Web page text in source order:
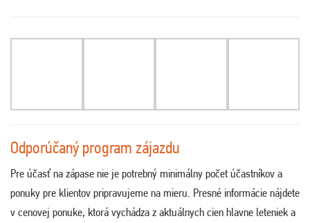
Odporúčaný program zájazdu
Pre účasť na zápase nie je potrebný minimálny počet účastníkov a
ponuky pre klientov pripravujeme na mieru. Presné informácie nájdete
v cenovej ponuke, ktorá vychádza z aktuálnych cien hlavne leteniek a